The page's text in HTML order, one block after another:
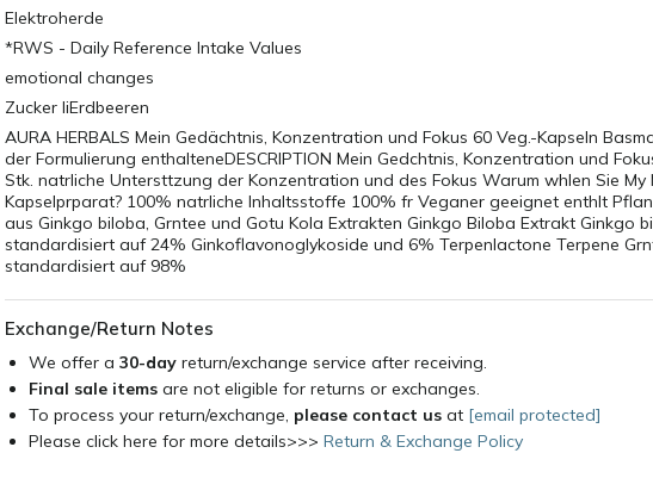
Elektroherde
*RWS - Daily Reference Intake Values
emotional changes
Zucker liErdbeeren
AURA HERBALS Mein Gedächtnis, Konzentration und Fokus 60 Veg.-Kapseln
der Formulierung enthalteneDESCRIPTION Mein Gedchtnis, Konzentration und
Stk. natrliche Untersttzung der Konzentration und des Fokus Warum whlen Sie My
Kapselprparat? 100% natrliche Inhaltsstoffe 100% fr Veganer geeignet enthlt
aus Ginkgo biloba, Grntee und Gotu Kola Extrakten Ginkgo Biloba Extrakt Ginkgo
standardisiert auf 24% Ginkoflavonoglykoside und 6% Terpenlactone Terpene
standardisiert auf 98%
Exchange/Return Notes
We offer a 30-day return/exchange service after receiving.
Final sale items are not eligible for returns or exchanges.
To process your return/exchange, please contact us at [email protected]
Please click here for more details>>> Return & Exchange Policy